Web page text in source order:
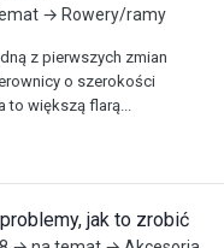
→ Rowery/ramy
z pierwszych zmian
o szerokości
większą flarą...
jak to zrobić